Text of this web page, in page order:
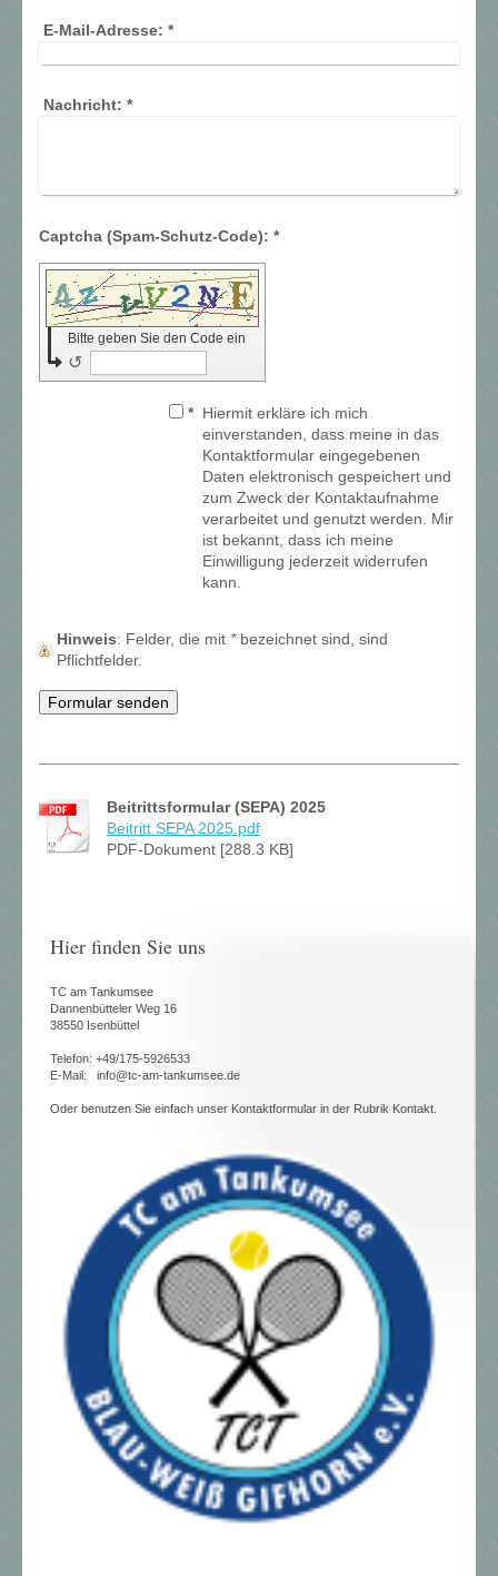
E-Mail-Adresse: *
Nachricht: *
Captcha (Spam-Schutz-Code): *
Bitte geben Sie den Code ein
↺
* Hiermit erkläre ich mich
einverstanden, dass meine in das
Kontaktformular eingegebenen
Daten elektronisch gespeichert und
zum Zweck der Kontaktaufnahme
verarbeitet und genutzt werden. Mir
ist bekannt, dass ich meine
Einwilligung jederzeit widerrufen
kann.
Hinweis : Felder, die mit *bezeichnet sind, sind
Pflichtfelder.
Beitrittsformular (SEPA) 2025
Beitritt SEPA 2025.pdf
PDF-Dokument [288.3 KB]
Hier finden Sie uns
TC am Tankumsee
Dannenbütteler Weg 16
38550 Isenbüttel
Telefon: +49/175-5926533
E-Mail: info@tc-am-tankumsee.de
Oder benutzen Sie einfach unser Kontaktformular in der Rubrik Kontakt.